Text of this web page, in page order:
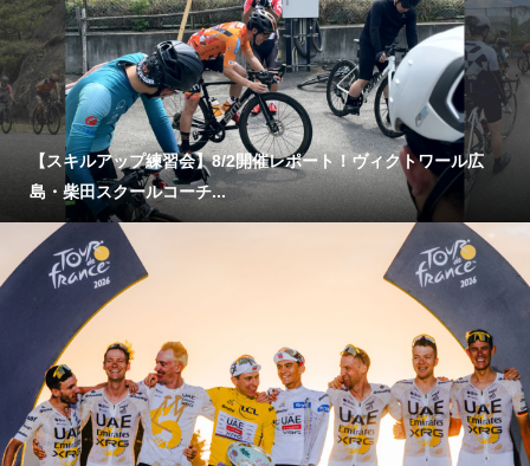
【スキルアップ練習会】8/2開催レポート！ヴィクトワール広
島・柴田スクールコーチ...